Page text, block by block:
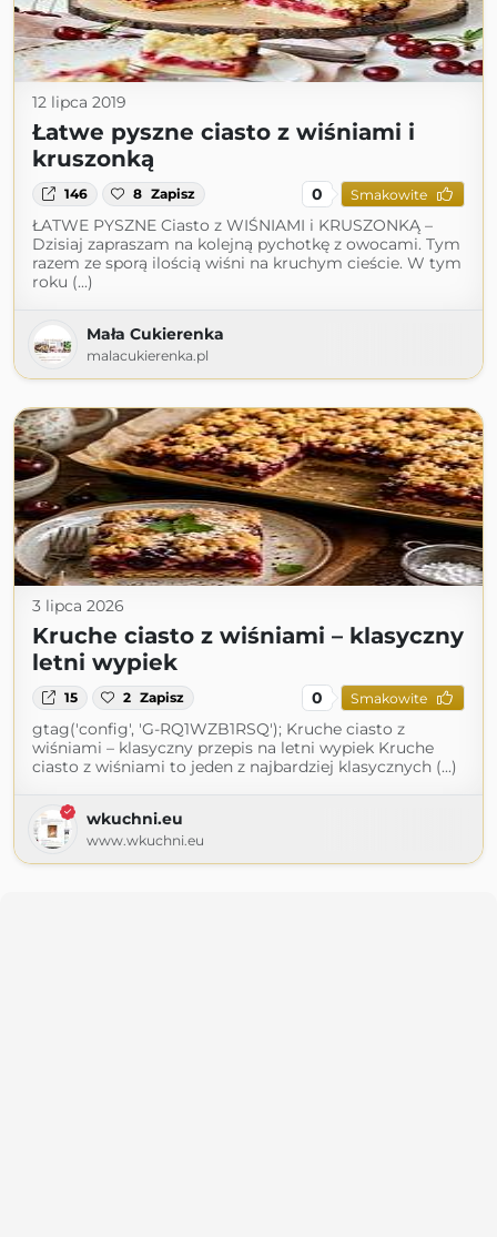
12 lipca 2019
Łatwe pyszne ciasto z wiśniami i
kruszonką
146 8 Zapisz 0 Smakowite
ŁATWE PYSZNE Ciasto z WIŚNIAMI i KRUSZONKĄ –
Dzisiaj zapraszam na kolejną pychotkę z owocami. Tym
razem ze sporą ilością wiśni na kruchym cieście. W tym
roku (...)
Mała Cukierenka
malacukierenka.pl
3 lipca 2026
Kruche ciasto z wiśniami – klasyczny
letni wypiek
15 2 Zapisz 0 Smakowite
gtag('config', 'G-RQ1WZB1RSQ'); Kruche ciasto z
wiśniami – klasyczny przepis na letni wypiek Kruche
ciasto z wiśniami to jeden z najbardziej klasycznych (...)
wkuchni.eu
www.wkuchni.eu